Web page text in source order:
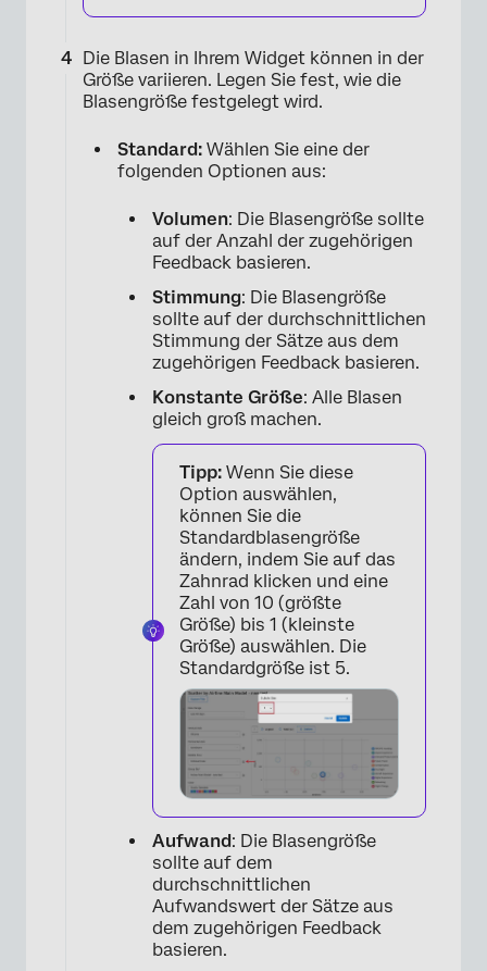
Die Blasen in Ihrem Widget können in der
Größe variieren. Legen Sie fest, wie die
Blasengröße festgelegt wird.
Standard: Wählen Sie eine der
folgenden Optionen aus:
Volumen: Die Blasengröße sollte
auf der Anzahl der zugehörigen
Feedback basieren.
Stimmung: Die Blasengröße
sollte auf der durchschnittlichen
Stimmung der Sätze aus dem
zugehörigen Feedback basieren.
Konstante Größe: Alle Blasen
gleich groß machen.
Tipp: Wenn Sie diese
Option auswählen,
können Sie die
Standardblasengröße
ändern, indem Sie auf das
Zahnrad klicken und eine
Zahl von 10 (größte
Größe) bis 1 (kleinste
Größe) auswählen. Die
Standardgröße ist 5.
Aufwand: Die Blasengröße
sollte auf dem
durchschnittlichen
Aufwandswert der Sätze aus
dem zugehörigen Feedback
basieren.